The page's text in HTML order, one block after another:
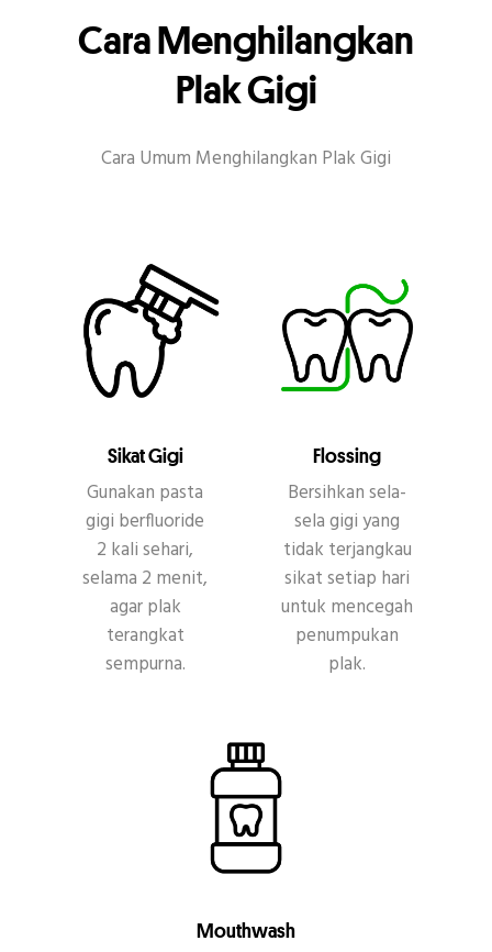
Cara Menghilangkan
Plak Gigi
Cara Umum Menghilangkan Plak Gigi
Sikat Gigi
Gunakan pasta
gigi berfluoride
2 kali sehari,
selama 2 menit,
agar plak
terangkat
sempurna.
Flossing
Bersihkan sela-
sela gigi yang
tidak terjangkau
sikat setiap hari
untuk mencegah
penumpukan
plak.
Mouthwash